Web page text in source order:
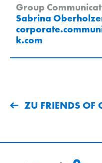
Group
Sabrina
k.com
ZU FRIENDS OF